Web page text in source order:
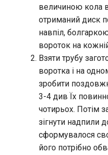
величиною кола
отриманий диск
навпіл,
вороток на
Взяти трубу
воротка і на
зробити
3-4 див Їх
чотирьох. Потім
зігнути надпили
сформувалося
його потрібно